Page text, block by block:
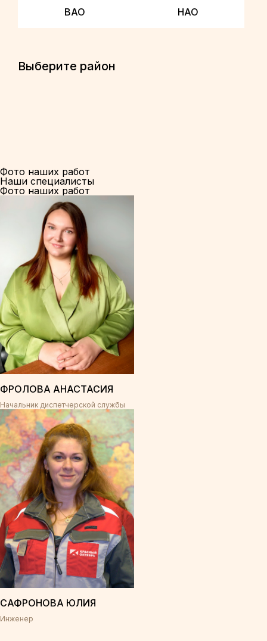
ВАО НАО
Выберите район
Фото наших работ
Наши специалисты
Фото наших работ
ФРОЛОВА АНАСТАСИЯ
Начальник диспетчерской службы
САФРОНОВА ЮЛИЯ
Инженер